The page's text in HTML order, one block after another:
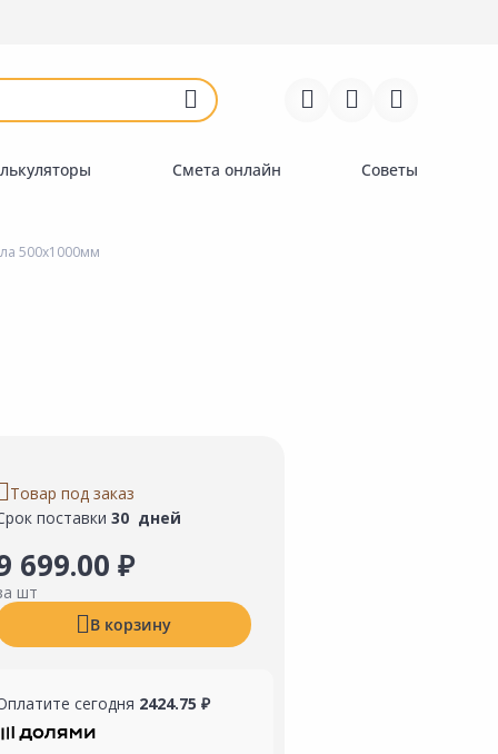
Смета онлайн Советы
500х1000мм
Товар под заказ
поставки 30 дней
699.00 ₽
шт
В корзину
сегодня 2424.75 ₽